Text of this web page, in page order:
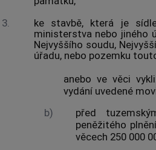
3.
ke stavbě, která je
ministerstva nebo jiného
Nejvyššího soudu,
úřadu, nebo pozemku
anebo ve věci
vydání uvedené
b)
před
peněžitého
věcech 250 000